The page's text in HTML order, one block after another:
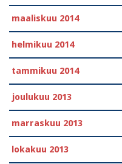
maaliskuu 2014
helmikuu 2014
tammikuu 2014
joulukuu 2013
marraskuu 2013
lokakuu 2013